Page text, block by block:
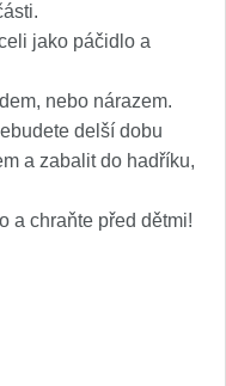
jako páčidlo a
nebo nárazem.
delší dobu
a zabalit do hadříku,
a chraňte před dětmi!